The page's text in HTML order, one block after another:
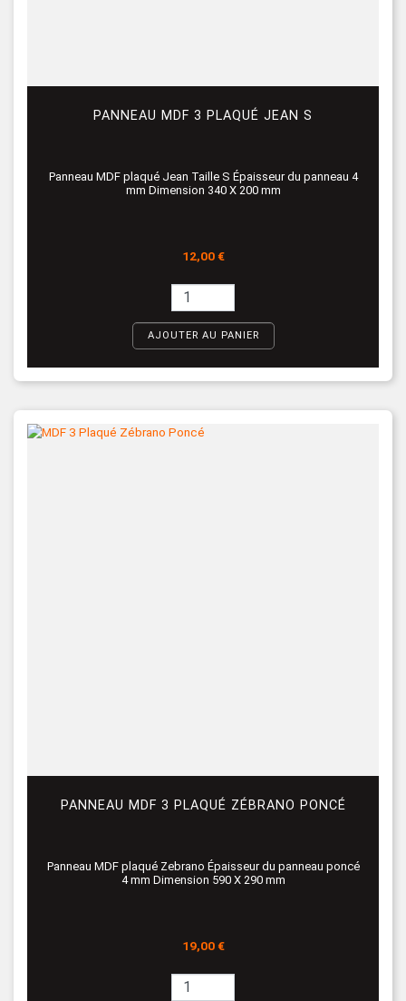
PANNEAU MDF 3 PLAQUÉ JEAN S
Panneau MDF plaqué Jean Taille S Épaisseur du panneau 4
mm Dimension 340 X 200 mm
Prix
12,00 €
AJOUTER AU PANIER
PANNEAU MDF 3 PLAQUÉ ZÉBRANO PONCÉ
Panneau MDF plaqué Zebrano Épaisseur du panneau poncé
4 mm Dimension 590 X 290 mm
Prix
19,00 €